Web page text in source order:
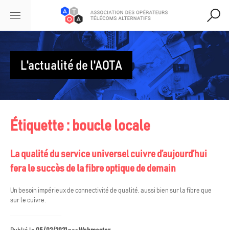
L'actualité de l'AOTA
Étiquette : boucle locale
La qualité du service universel cuivre d’aujourd’hui
fera le succès de la fibre optique de demain
Un besoin impérieux de connectivité de qualité, aussi bien sur la fibre que
sur le cuivre.